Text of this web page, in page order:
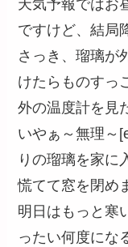
天気予報ではお
ですけど、結局
さっき、瑠璃が
けたらものすっ
外の温度計を見
いやぁ～無理～
りの瑠璃を家に
慌てて窓を閉め
明日はもっと寒
ったい何度にな